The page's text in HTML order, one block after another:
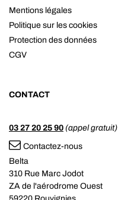
Mentions légales
Politique sur les cookies
Protection des données
CGV
CONTACT
03 27 20 25 90 (appel gratuit)
Contactez-nous
Belta
310 Rue Marc Jodot
ZA de l'aérodrome Ouest